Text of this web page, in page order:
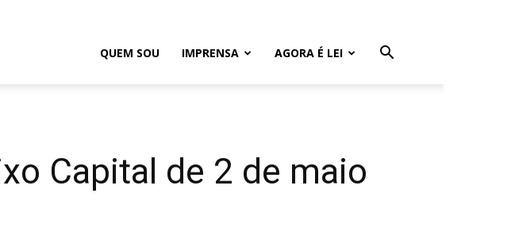
QUEM SOU IMPRENSA AGORA É LEI
Capital de 2 de maio